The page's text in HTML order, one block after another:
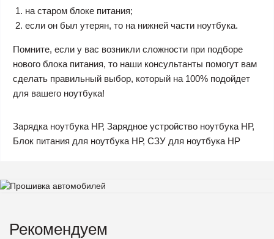
на старом блоке питания;
если он был утерян, то на нижней части ноутбука.
Помните, если у вас возникли сложности при подборе
нового блока питания, то наши консультанты помогут вам
сделать правильный выбор, который на 100% подойдет
для вашего ноутбука!
Зарядка ноутбука НР, Зарядное устройство ноутбука НР,
Блок питания для ноутбука НР, СЗУ для ноутбука HP
Рекомендуем